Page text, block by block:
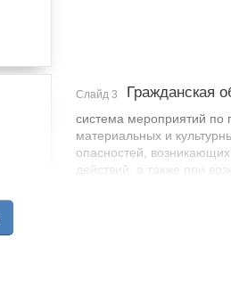
Слайд 3 Гражданская
система мероприятий по
материальных и
опасностей,
действий, а также при